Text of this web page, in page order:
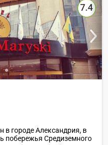
7.4
в городе Александрия, в
побережья Средиземного